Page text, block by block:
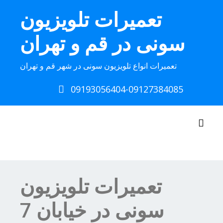
تعمیرات تلویزیون
سونی در قم و تهران
تعمیرات انواع تلویزیون سونی در شهر قم و تهران
09193056404-09127384085
Toggle navigation
تعمیرات تلویزیون
سونی در خیابان 7